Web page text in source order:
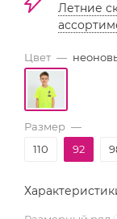
Летние
Цвет —
Размер —
110
92